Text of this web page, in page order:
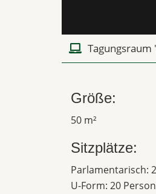
Größe:
50 m²
Sitzplätze:
Parlamentarisch:
U-Form: 20